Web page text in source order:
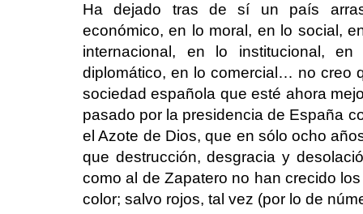
Ha dejado tras de sí un país
económico, en lo moral, en lo social,
internacional, en lo institucional,
diplomático, en lo comercial… no creo
sociedad española que esté ahora
pasado por la presidencia de España
el Azote de Dios, que en sólo ocho
que destrucción, desgracia y
como al de Zapatero no han crecido
color; salvo rojos, tal vez (por lo de